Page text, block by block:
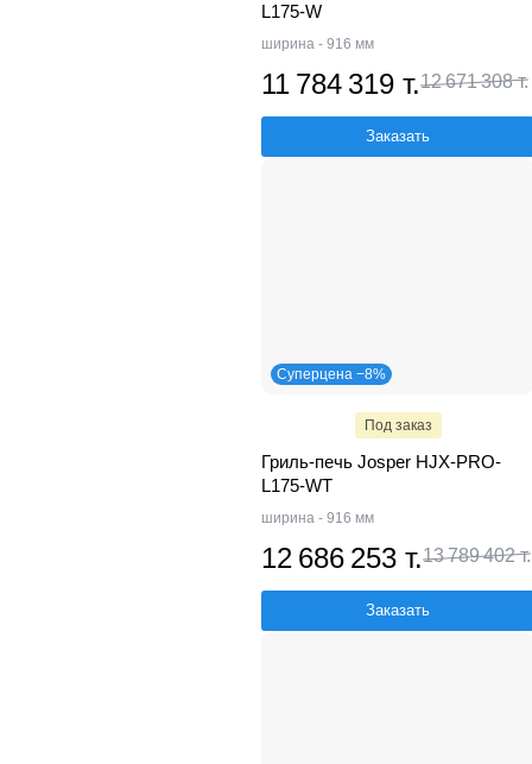
L175-W
ширина - 916 мм
11 784 319 т.12 671 308 т.
Заказать
Суперцена −8%
Под заказ
Гриль-печь Josper HJX-PRO-
L175-WT
ширина - 916 мм
12 686 253 т.13 789 402 т.
Заказать